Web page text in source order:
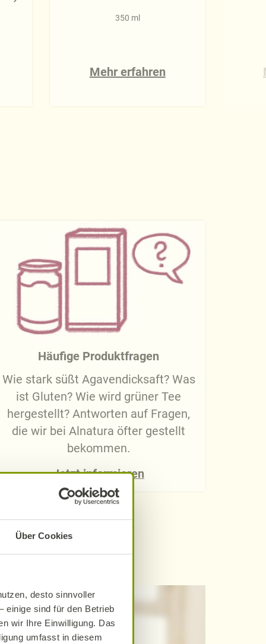
Über Cookies
desto sinnvoller
einige sind für den Betrieb
wir Ihre Einwilligung. Das
umfasst in diesem
350 ml
Mehr erfahren
Häufige Produktfragen
Wie stark süßt Agavendicksaft? Was
ist Gluten? Wie wird grüner Tee
hergestellt? Antworten auf Fragen,
die wir bei Alnatura öfter gestellt
bekommen.
Jetzt informieren